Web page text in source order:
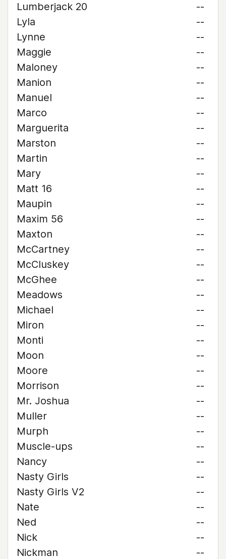
Lumberjack 20
--
Lyla
--
Lynne
--
Maggie
--
Maloney
--
Manion
--
Manuel
--
Marco
--
Marguerita
--
Marston
--
Martin
--
Mary
--
Matt 16
--
Maupin
--
Maxim 56
--
Maxton
--
McCartney
--
McCluskey
--
McGhee
--
Meadows
--
Michael
--
Miron
--
Monti
--
Moon
--
Moore
--
Morrison
--
Mr. Joshua
--
Muller
--
Murph
--
Muscle-ups
--
Nancy
--
Nasty Girls
--
Nasty Girls V2
--
Nate
--
Ned
--
Nick
--
Nickman
--